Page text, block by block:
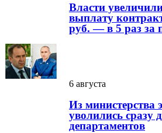
Власти
выплату
руб. — в 5 раз за
6 августа
Из министерства
уволились сразу
департаментов